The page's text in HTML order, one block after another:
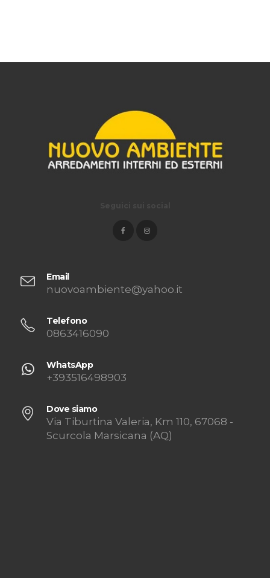
Email
nuovoambiente@yahoo.it
Telefono
0863416090
WhatsApp
+393516498903
Dove siamo
Via Tiburtina Valeria, Km 110, 67068 -
Scurcola Marsicana (AQ)